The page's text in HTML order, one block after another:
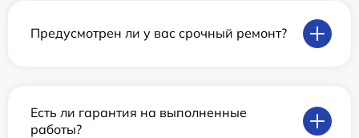
Предусмотрен ли у вас срочный ремонт?
Есть ли гарантия на выполненные
работы?